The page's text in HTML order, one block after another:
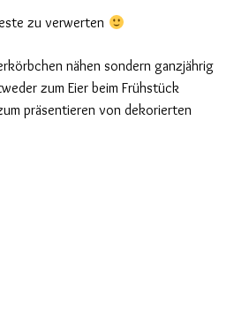
zu verwerten
nähen sondern ganzjährig
zum Eier beim Frühstück
präsentieren von dekorierten